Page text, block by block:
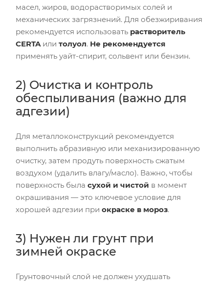
масел, жиров, водорастворимых солей и
механических загрязнений. Для обезжиривания
рекомендуется использовать растворитель
CERTAили толуол. Не рекомендуется
применять уайт-спирит, сольвент или бензин.
2) Очистка и контроль
обеспыливания (важно для
адгезии)
Для металлоконструкций рекомендуется
выполнить абразивную или механизированную
очистку, затем продуть поверхность сжатым
воздухом (удалить влагу/масло). Важно, чтобы
поверхность была сухой и чистой в момент
окрашивания — это ключевое условие для
хорошей адгезии при окраске в мороз.
3) Нужен ли грунт при
зимней окраске
Грунтовочный слой не должен ухудшать